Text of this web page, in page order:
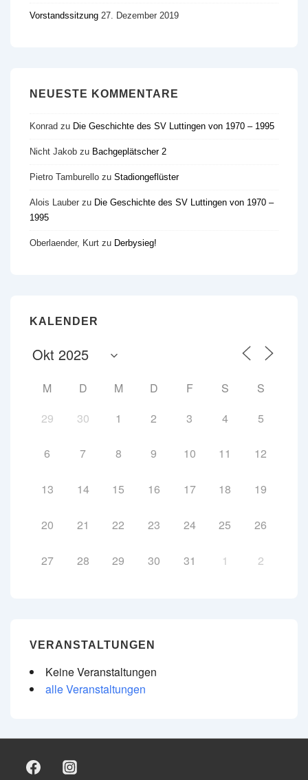
Vorstandssitzung 27. Dezember 2019
NEUESTE KOMMENTARE
Konrad zu Die Geschichte des SV Luttingen von 1970 – 1995
Nicht Jakob zu Bachgeplätscher 2
Pietro Tamburello zu Stadiongeflüster
Alois Lauber zu Die Geschichte des SV Luttingen von 1970 –
1995
Oberlaender, Kurt zu Derbysieg!
KALENDER
M D M D F S
S
29
30 1 2 3 4 5
6 7 8 9 10 11 12
13 14 15 16 17 18 19
20 21 22 23 24 25 26
27 28 29 30 31 1 2
VERANSTALTUNGEN
Keine Veranstaltungen
alle Veranstaltungen